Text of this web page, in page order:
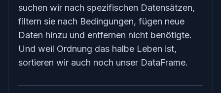
suchen wir nach spezifischen Datensätzen,
filtern sie nach Bedingungen, fügen neue
Daten hinzu und entfernen nicht benötigte.
Und weil Ordnung das halbe Leben ist,
sortieren wir auch noch unser DataFrame.